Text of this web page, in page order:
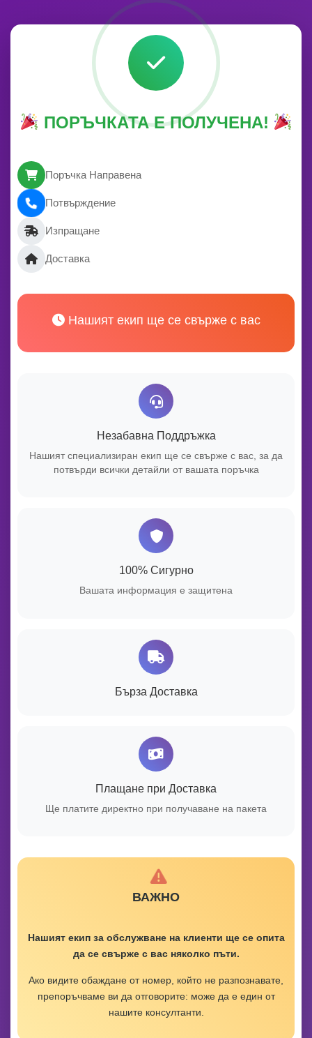
ПОРЪЧКАТА Е ПОЛУЧЕНА!
Поръчка Направена
Потвърждение
Изпращане
Доставка
Нашият екип ще се свърже с вас
Незабавна Поддръжка
Нашият специализиран екип ще се свърже с вас, за да
потвърди всички детайли от вашата поръчка
100% Сигурно
Вашата информация е защитена
Бърза Доставка
Плащане при Доставка
Ще платите директно при получаване на пакета
ВАЖНО
Нашият екип за обслужване на клиенти ще се опита
да се свърже с вас няколко пъти.
Ако видите обаждане от номер, който не разпознавате,
препоръчваме ви да отговорите: може да е един от
нашите консултанти.